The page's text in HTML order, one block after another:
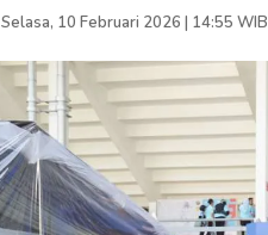
Selasa, 10 Februari 2026 | 14:55 WIB